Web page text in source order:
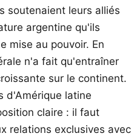
soutenaient leurs alliés
argentine qu'ils
mise au pouvoir. En
n'a fait qu'entraîner
sur le continent.
d'Amérique latine
claire : il faut
relations exclusives avec